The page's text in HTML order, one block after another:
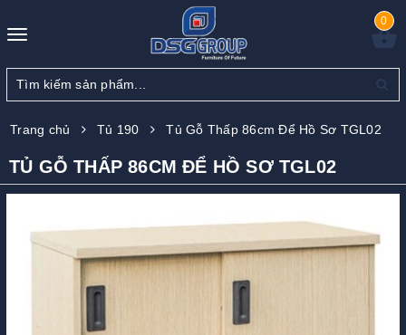
Toggle
0
Trang chủ Tủ 190 Tủ Gỗ Thấp 86cm Để Hồ Sơ TGL02
TỦ GỖ THẤP 86CM ĐỂ HỒ SƠ TGL02